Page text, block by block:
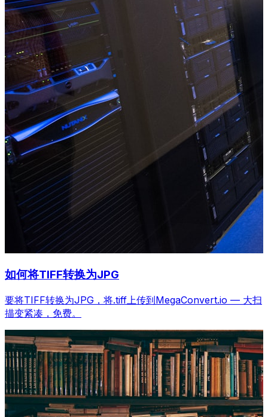
如何将TIFF转换为JPG
要将TIFF转换为JPG，将.tiff上传到MegaConvert.io — 大扫
描变紧凑，免费。